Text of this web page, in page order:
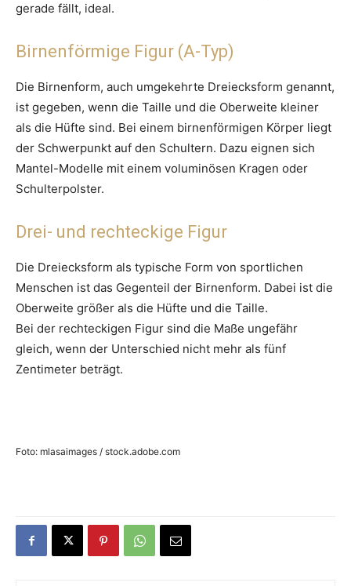
gerade fällt, ideal.
Birnenförmige Figur (A-Typ)
Die Birnenform, auch umgekehrte Dreiecksform genannt,
ist gegeben, wenn die Taille und die Oberweite kleiner
als die Hüfte sind. Bei einem birnenförmigen Körper liegt
der Schwerpunkt auf den Schultern. Dazu eignen sich
Mantel-Modelle mit einem voluminösen Kragen oder
Schulterpolster.
Drei- und rechteckige Figur
Die Dreiecksform als typische Form von sportlichen
Menschen ist das Gegenteil der Birnenform. Dabei ist die
Oberweite größer als die Hüfte und die Taille.
Bei der rechteckigen Figur sind die Maße ungefähr
gleich, wenn der Unterschied nicht mehr als fünf
Zentimeter beträgt.
Foto: mlasaimages / stock.adobe.com